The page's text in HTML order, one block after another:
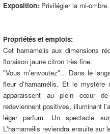
Exposition: Privilégier la mi-ombre.
Propriétés et emplois:
Cet hamamelis aux dimensions
floraison jaune citron très fine.
"Vous m'envoutez"... Dans le
fleur d'hamamélis. Et le
apparaissent au plein cœur
redeviennent positives, illuminant
léger parfum. Un spectacle
L'hamamélis reviendra ensuite sur